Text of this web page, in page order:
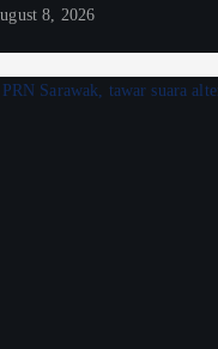
8, 2026